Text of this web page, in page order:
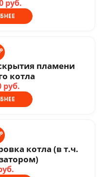
руб.
пламени
котла
руб.
котла (в т.ч.